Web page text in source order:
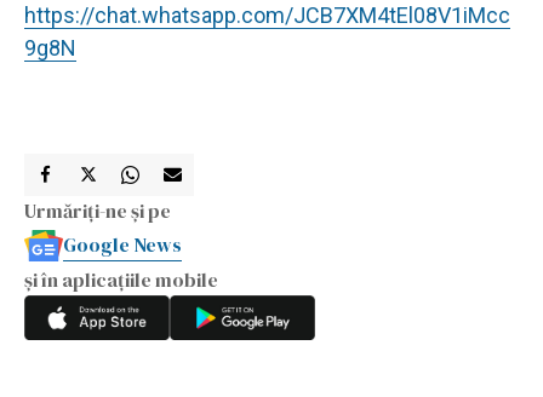
https://chat.whatsapp.com/JCB7XM4tEl08V1iMcc
9g8N
Urmăriți-ne și pe
Google News
și în aplicațiile mobile